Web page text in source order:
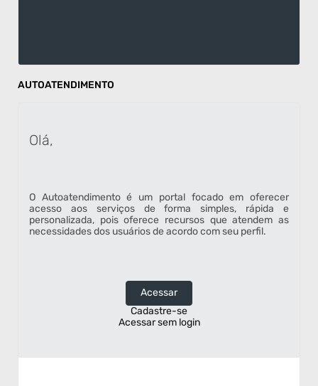
Rio do sul de 29 de Junho de 2026
Sessão Extraordinária da Câmara de Vereadores de Rio do
sul de 29 de Junho de 2026...
Sessão da Câmara de Vereadores de Rio do Sul de 29
AUTOATENDIMENTO
Olá,
O Autoatendimento é um portal focado em oferecer
acesso aos serviços de forma simples, rápida e
personalizada, pois oferece recursos que atendem as
necessidades dos usuários de acordo com seu perfil.
Acessar
Cadastre-se
Acessar sem login